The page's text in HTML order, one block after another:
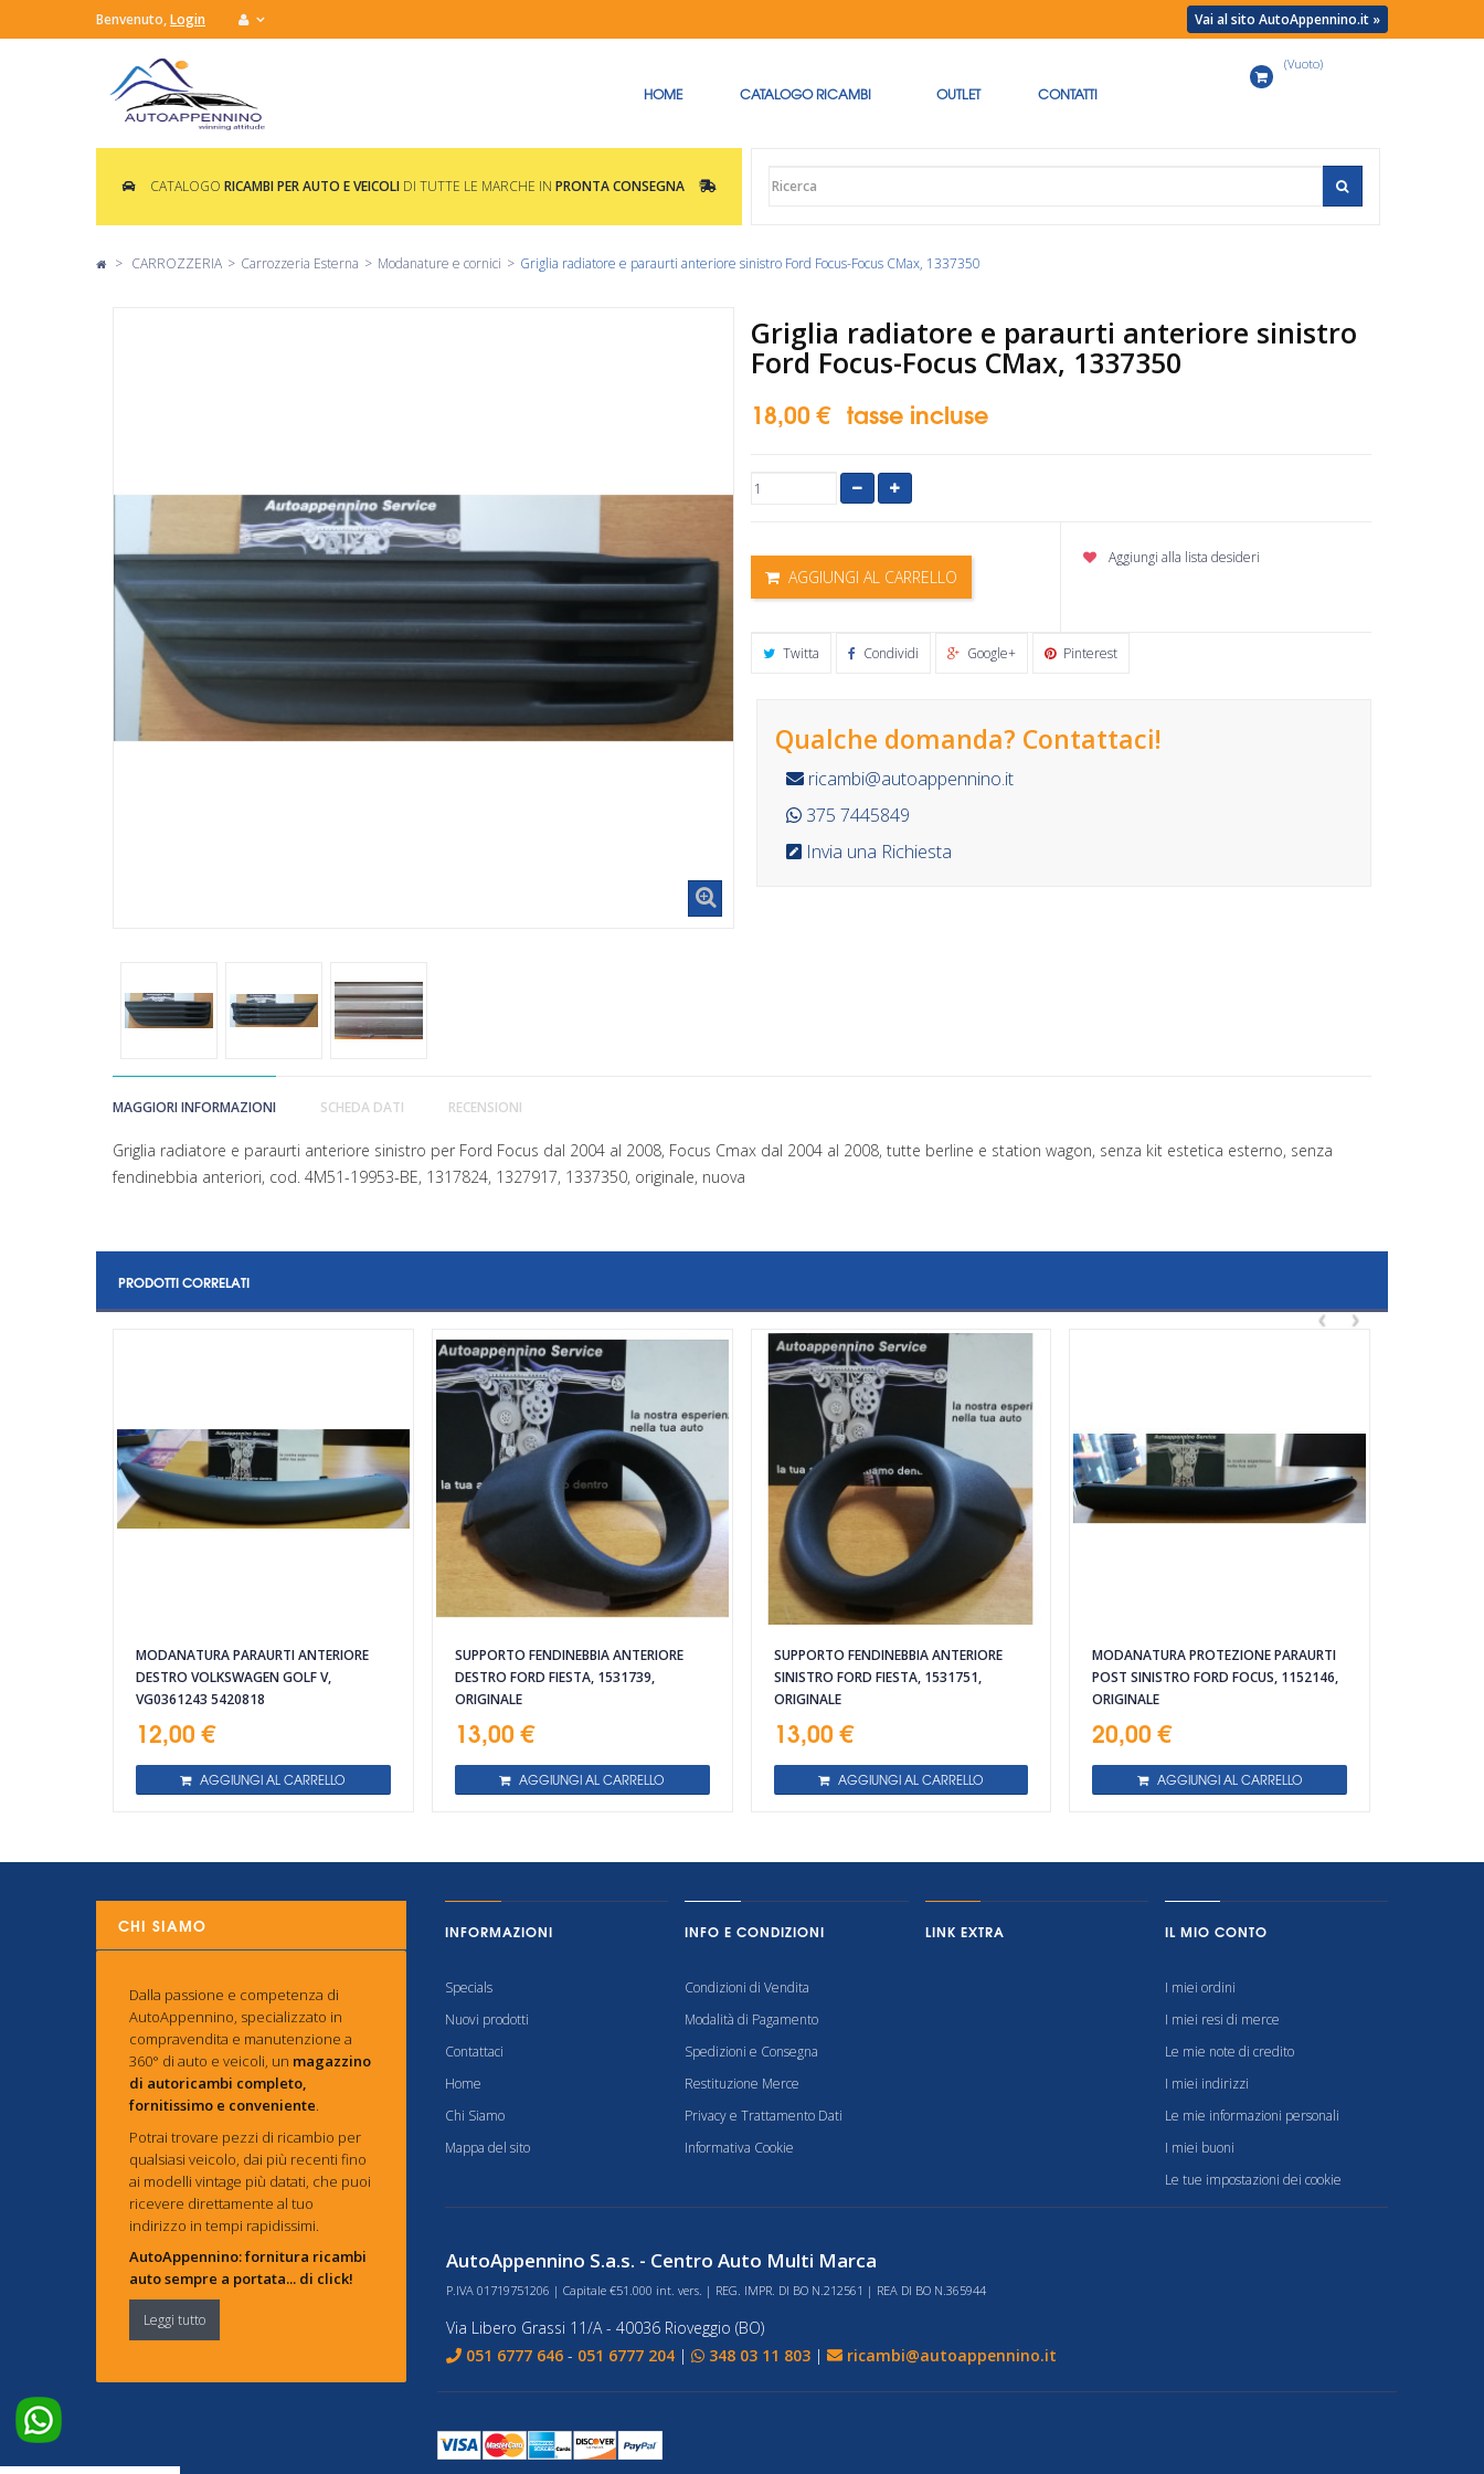
Vai al sito AutoAppennino.it »
Benvenuto,Login
HOME CATALOGO RICAMBI OUTLET CONTATTI
(Vuoto)
CATALOGO RICAMBI PER AUTO E VEICOLI DI TUTTE LE MARCHE IN PRONTA CONSEGNA
> CARROZZERIA > Carrozzeria Esterna > Modanature e cornici > Griglia radiatore e paraurti anteriore sinistro Ford Focus-Focus CMax, 1337350
Griglia radiatore e paraurti anteriore sinistro
Ford Focus-Focus CMax, 1337350
18,00 € tasse incluse
AGGIUNGI AL CARRELLO
Aggiungi alla lista desideri
Twitta Condividi Google+ Pinterest
Qualche domanda? Contattaci!
ricambi@autoappennino.it
375 7445849
Invia una Richiesta
MAGGIORI INFORMAZIONI SCHEDA DATI RECENSIONI
Griglia radiatore e paraurti anteriore sinistro per Ford Focus dal 2004 al 2008, Focus Cmax dal 2004 al 2008, tutte berline e station wagon, senza kit estetica esterno, senza
fendinebbia anteriori, cod. 4M51-19953-BE, 1317824, 1327917, 1337350, originale, nuova
PRODOTTI CORRELATI
‹ ›
MODANATURA PARAURTI ANTERIORE
DESTRO VOLKSWAGEN GOLF V,
VG0361243 5420818
12,00 €
AGGIUNGI AL CARRELLO
SUPPORTO FENDINEBBIA ANTERIORE
DESTRO FORD FIESTA, 1531739,
ORIGINALE
13,00 €
AGGIUNGI AL CARRELLO
SUPPORTO FENDINEBBIA ANTERIORE
SINISTRO FORD FIESTA, 1531751,
ORIGINALE
13,00 €
AGGIUNGI AL CARRELLO
MODANATURA PROTEZIONE PARAURTI
POST SINISTRO FORD FOCUS, 1152146,
ORIGINALE
20,00 €
AGGIUNGI AL CARRELLO
CHI SIAMO
Dalla passione e competenza di
AutoAppennino, specializzato in
compravendita e manutenzione a
360° di auto e veicoli, un magazzino
di autoricambi completo,
fornitissimo e conveniente.
Potrai trovare pezzi di ricambio per
qualsiasi veicolo, dai più recenti fino
ai modelli vintage più datati, che puoi
ricevere direttamente al tuo
indirizzo in tempi rapidissimi.
AutoAppennino: fornitura ricambi
auto sempre a portata... di click!
Leggi tutto
INFORMAZIONI
Specials
Nuovi prodotti
Contattaci
Home
Chi Siamo
Mappa del sito
INFO E CONDIZIONI
Condizioni di Vendita
Modalità di Pagamento
Spedizioni e Consegna
Restituzione Merce
Privacy e Trattamento Dati
Informativa Cookie
LINK EXTRA IL MIO CONTO
I miei ordini
I miei resi di merce
Le mie note di credito
I miei indirizzi
Le mie informazioni personali
I miei buoni
Le tue impostazioni dei cookie
AutoAppennino S.a.s. - Centro Auto Multi Marca
P.IVA 01719751206 | Capitale €51.000 int. vers. | REG. IMPR. DI BO N.212561 | REA DI BO N.365944
Via Libero Grassi 11/A - 40036 Rioveggio (BO)
051 6777 646- 051 6777 204| 348 03 11 803| ricambi@autoappennino.it